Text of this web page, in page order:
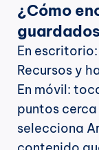
¿Cómo
En
Recursos y
En móvil:
puntos
selecciona